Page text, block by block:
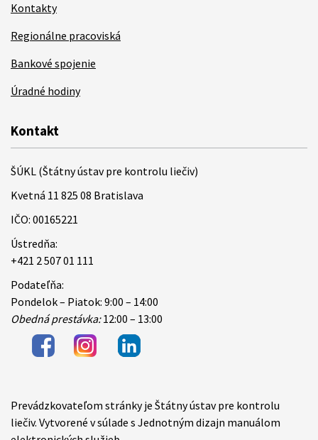
Kontakty
Regionálne pracoviská
Bankové spojenie
Úradné hodiny
Kontakt
ŠÚKL (Štátny ústav pre kontrolu liečiv)
Kvetná 11 825 08 Bratislava
IČO: 00165221
Ústredňa:
+421 2 507 01 111
Podateľňa:
Pondelok – Piatok: 9:00 – 14:00
Obedná prestávka:12:00 – 13:00
Items
Prevádzkovateľom stránky je Štátny ústav pre kontrolu
liečiv. Vytvorené v súlade s Jednotným dizajn manuálom